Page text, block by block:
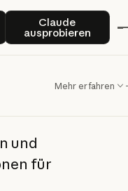
Claude
ausprobieren
Claude
Mehr erfahren
und
für